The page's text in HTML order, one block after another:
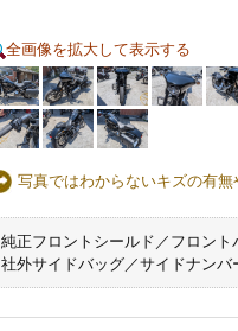
全画像を拡大して表示する
写真ではわからないキズの有
純正フロントシールド／フロント
社外サイドバッグ／サイドナンバ